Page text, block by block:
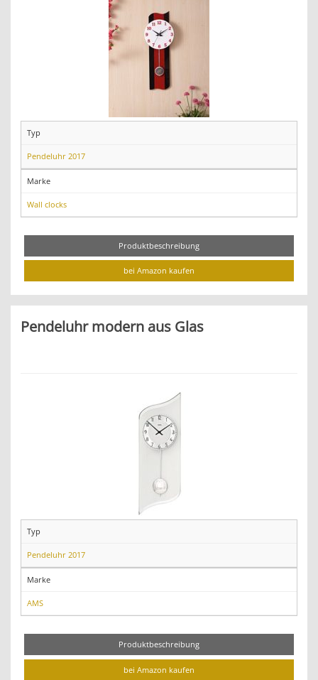
Typ
Pendeluhr 2017
Marke
Wall clocks
Produktbeschreibung
bei Amazon kaufen
Pendeluhr modern aus Glas
Typ
Pendeluhr 2017
Marke
AMS
Produktbeschreibung
bei Amazon kaufen